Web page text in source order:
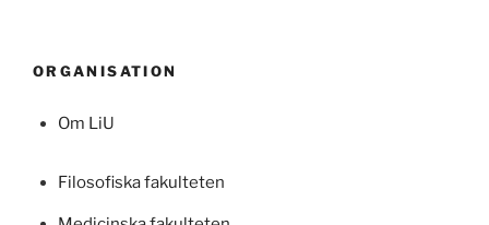
ORGANISATION
Om LiU
Filosofiska fakulteten